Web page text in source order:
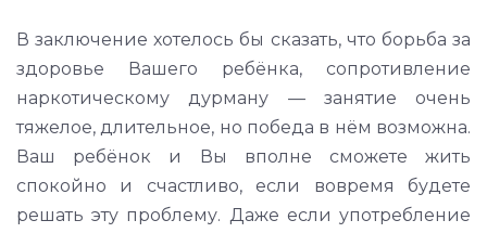
В заключение хотелось бы сказать, что борьба за
здоровье Вашего ребёнка, сопротивление
наркотическому дурману — занятие очень
тяжелое, длительное, но победа в нём возможна.
Ваш ребёнок и Вы вполне сможете жить
спокойно и счастливо, если вовремя будете
решать эту проблему. Даже если употребление